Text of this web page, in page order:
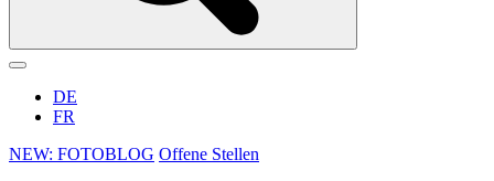
DE
FR
NEW: FOTOBLOG Offene Stellen